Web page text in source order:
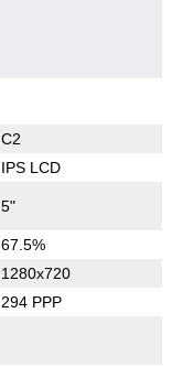
C2
IPS LCD
5"
67.5%
1280x720
294 PPP